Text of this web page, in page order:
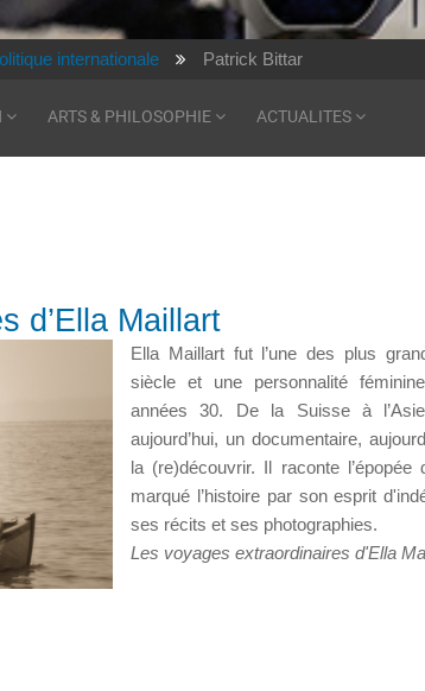
internationale Patrick Bittar
ARTS & PHILOSOPHIE ACTUALITES
d’Ella Maillart
Ella Maillart fut l’une des plus
siècle et une personnalité
années 30. De la Suisse à
aujourd’hui, un documentaire,
la (re)découvrir. Il raconte
marqué l’histoire par son esprit
ses récits et ses photographies.
Les voyages extraordinaires d'Ella